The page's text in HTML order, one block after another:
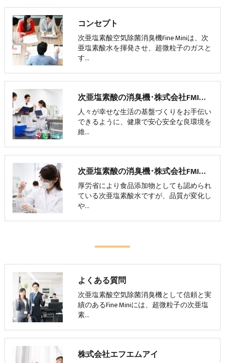
コンセプト
次亜塩素酸空気除菌消臭機Fine Miniは、次
亜塩素酸水を揮発させ、超微粒子のガスと
す…
次亜塩素酸の消臭機･株式会社FMIの口コミ情報
人々が幸せな生活の基盤づくりをお手伝い
できるように、健康で安心安全な良環境を
維…
次亜塩素酸の消臭機･株式会社FMIのお客様の声
厚労省により食品添加物としても認められ
ている次亜塩素酸水ですが、品質が変化し
や…
よくある質問
次亜塩素酸空気除菌消臭機として信頼と実
績のあるFine Miniには、超微粒子の次亜塩
素…
株式会社エフエムアイ